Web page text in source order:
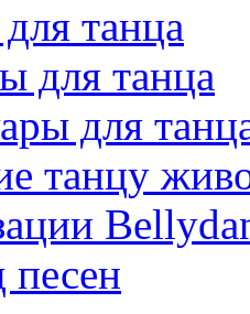
танца
для танца
для
танцу
песен